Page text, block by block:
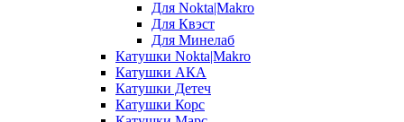
Для Nokta|Makro
Для Квэст
Для Минелаб
Катушки Nokta|Makro
Катушки АКА
Катушки Детеч
Катушки Корс